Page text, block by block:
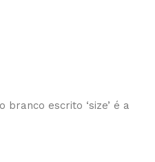
escrito ‘size’ é a